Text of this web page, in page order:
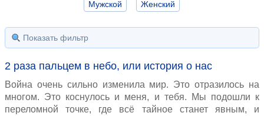
Мужской
Женский
Показать фильтр
2 раза пальцем в небо, или история о нас
Война очень сильно изменила мир. Это отразилось на
многом. Это коснулось и меня, и тебя. Мы подошли к
переломной точке, где всё тайное станет явным, и